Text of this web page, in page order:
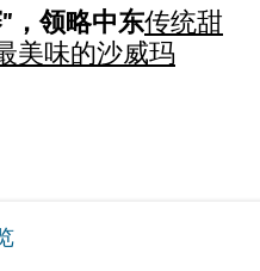
，领略中东传统甜
美味的沙威玛